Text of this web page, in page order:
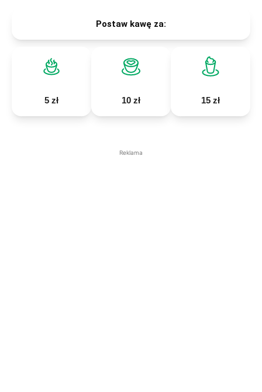
Postaw kawę za:
5 zł 10 zł 15 zł
Reklama